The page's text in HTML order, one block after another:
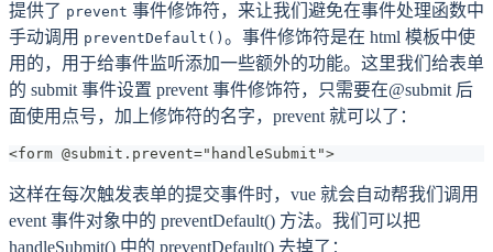
提供了 prevent 事件修饰符，来让我们避免在事件处理函数中
手动调用 preventDefault() 。事件修饰符是在 html 模板中使
用的，用于给事件监听添加一些额外的功能。这里我们给表单
的 submit 事件设置 prevent 事件修饰符，只需要在@submit 后
面使用点号，加上修饰符的名字，prevent 就可以了：
<form @submit.prevent="handleSubmit">
这样在每次触发表单的提交事件时，vue 就会自动帮我们调用
event 事件对象中的 preventDefault() 方法。我们可以把
handleSubmit() 中的 preventDefault() 去掉了：